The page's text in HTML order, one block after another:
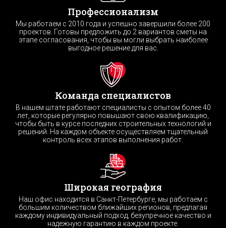
Профессионализм
Мы работаем с 2010 года и успешно завершили более 200
проектов. Готовы предложить до 2 вариантов сметы на
этапе согласования, чтобы вы могли выбрать наиболее
выгодное решение для вас.
Команда специалистов
В нашем штате работают специалисты с опытом более 40
лет, которые регулярно повышают свою квалификацию,
чтобы быть в курсе последних строительных технологий и
решений. На каждом объекте осуществляем тщательный
контроль всех этапов выполнения работ.
Широкая география
Наш офис находится в Санкт-Петербурге, мы работаем с
большим количеством ближайших регионов, предлагая
каждому индивидуальный подход, безупречное качество и
надежную гарантию в каждом проекте.